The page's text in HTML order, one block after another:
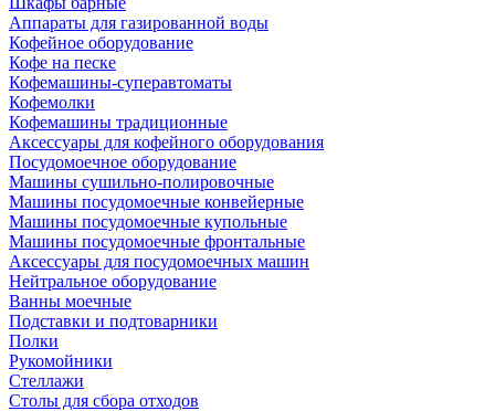
Аппараты для газированной воды
Кофейное оборудование
Кофе на песке
Кофемашины-суперавтоматы
Кофемолки
Кофемашины традиционные
Аксессуары для кофейного оборудования
Посудомоечное оборудование
Машины сушильно-полировочные
Машины посудомоечные конвейерные
Машины посудомоечные купольные
Машины посудомоечные фронтальные
Аксессуары для посудомоечных машин
Нейтральное оборудование
Ванны моечные
Подставки и подтоварники
Полки
Рукомойники
Стеллажи
Столы для сбора отходов